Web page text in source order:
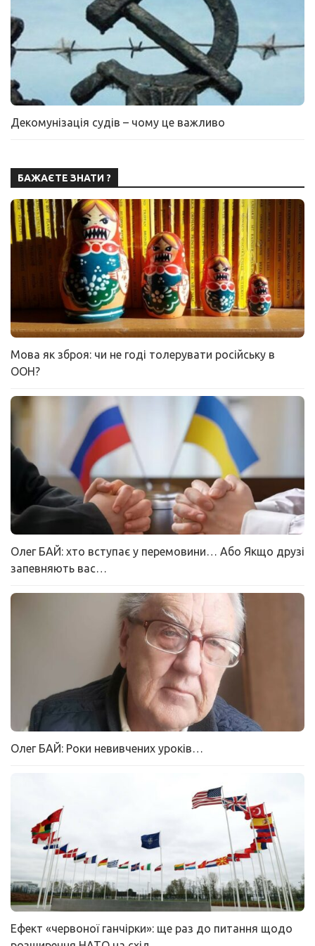
Декомунізація судів – чому це важливо
БАЖАЄТЕ ЗНАТИ ?
Мова як зброя: чи не годі толерувати російську в
ООН?
Олег БАЙ: хто вступає у перемовини… Або Якщо друзі
запевняють вас…
Олег БАЙ: Роки невивчених уроків…
Ефект «червоної ганчірки»: ще раз до питання щодо